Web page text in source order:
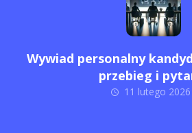
Wywiad personalny
przebieg i
11 lutego 2026